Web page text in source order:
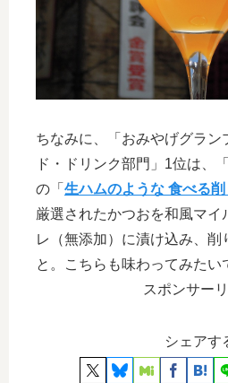
ちなみに、「おみやげグラン
ド・ドリンク部門」1位は、
の「 生ハムのような 食べる
厳選されたかつおを和風マイ
レ（無添加）に漬け込み、削
と。こちらも味わってみたい
スポンサー
シェアす